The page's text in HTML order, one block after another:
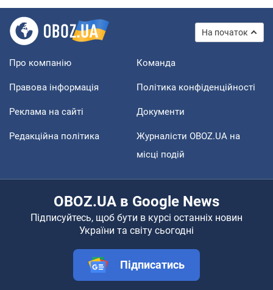
На початок
Про компанію Команда
Правова інформація Політика конфіденційності
Реклама на сайті Документи
Редакційна політика
Журналісти OBOZ.UA на
місці подій
OBOZ.UA в Google News
Підписуйтесь, щоб бути в курсі останніх новин
України та світу сьогодні
Підписатись